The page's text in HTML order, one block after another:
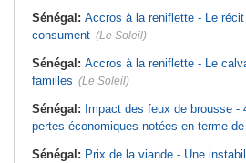
Sénégal: Accros à la reniflette - Le
consument (Le Soleil)
Sénégal: Accros à la reniflette - Le
familles (Le Soleil)
Sénégal: Impact des feux de brousse -
pertes économiques notées en terme
Sénégal: Prix de la viande - Une